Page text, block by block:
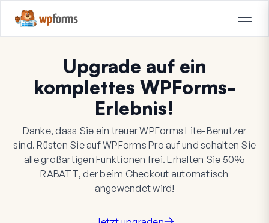
Upgrade auf ein
komplettes WPForms-
Erlebnis!
Danke, dass Sie ein treuer WPForms Lite-Benutzer
sind. Rüsten Sie auf WPForms Pro auf und schalten Sie
alle großartigen Funktionen frei. Erhalten Sie 50%
RABATT, der beim Checkout automatisch
angewendet wird!